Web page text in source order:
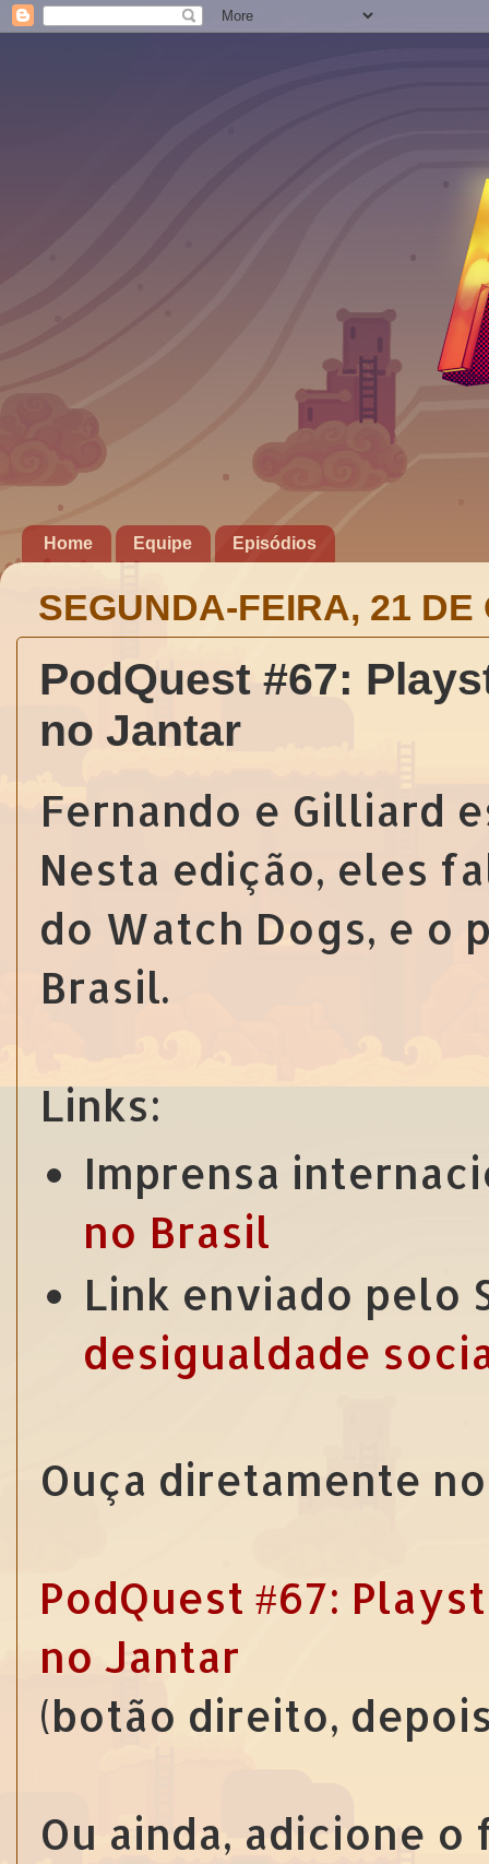
Home Equipe Episódios
SEGUNDA-FEIRA, 21 DE
PodQuest #67:
no Jantar
Fernando e Gilliard
Nesta edição, eles
do Watch Dogs, e o
Brasil.
Links:
Imprensa
no Brasil
Link enviado pelo
desigualdade
Ouça diretamente
PodQuest #67:
no Jantar
(botão direito,
Ou ainda, adicione